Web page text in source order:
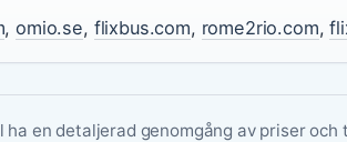
,omio.se, flixbus.com, rome2rio.com,
ha en detaljerad genomgång av priser